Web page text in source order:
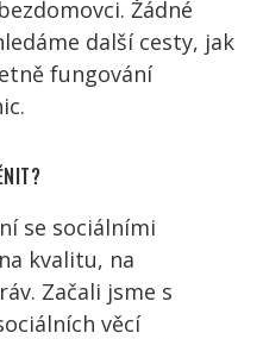
bezdomovci. Žádné
další cesty, jak
fungování
se sociálními
kvalitu, na
. Začali jsme s
věcí